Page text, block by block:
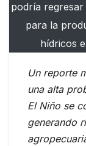
podría
para la
hídricos
Un reporte
una alta
El Niño se
generando